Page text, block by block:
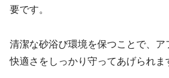
要です。
清潔な砂浴び環境を保つことで、ア
快適さをしっかり守ってあげられま